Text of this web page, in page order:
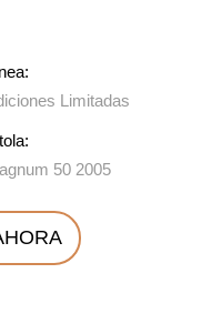
Limitadas
50 2005